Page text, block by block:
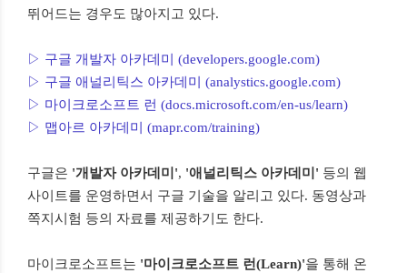
뛰어드는 경우도 많아지고 있다.
▷ 구글 개발자 아카데미 (developers.google.com)
▷ 구글 애널리틱스 아카데미 (analystics.google.com)
▷ 마이크로소프트 런 (docs.microsoft.com/en-us/learn)
▷ 맵아르 아카데미 (mapr.com/training)
구글은 '개발자 아카데미', '애널리틱스 아카데미' 등의 웹
사이트를 운영하면서 구글 기술을 알리고 있다. 동영상과
쪽지시험 등의 자료를 제공하기도 한다.
마이크로소프트는 '마이크로소프트 런(Learn)'을 통해 온